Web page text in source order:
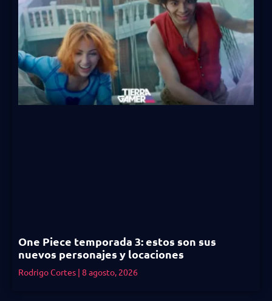
One Piece temporada 3: estos son sus
nuevos personajes y locaciones
Rodrigo Cortes 8 agosto, 2026